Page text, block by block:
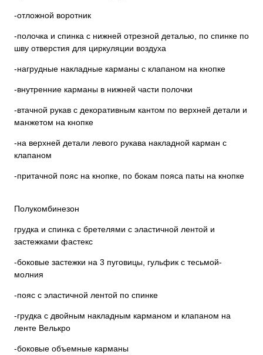
-отложной воротник
-полочка и спинка с нижней отрезной деталью, по спинке по
шву отверстия для циркуляции воздуха
-нагрудные накладные карманы с клапаном на кнопке
-внутренние карманы в нижней части полочки
-втачной рукав с декоративным кантом по верхней детали и
манжетом на кнопке
-на верхней детали левого рукава накладной карман с
клапаном
-притачной пояс на кнопке, по бокам пояса паты на кнопке
Полукомбинезон
грудка и спинка с бретелями с эластичной лентой и
застежками фастекс
-боковые застежки на 3 пуговицы, гульфик с тесьмой-
молния
-пояс с эластичной лентой по спинке
-грудка с двойным накладным карманом и клапаном на
ленте Велькро
-боковые объемные карманы